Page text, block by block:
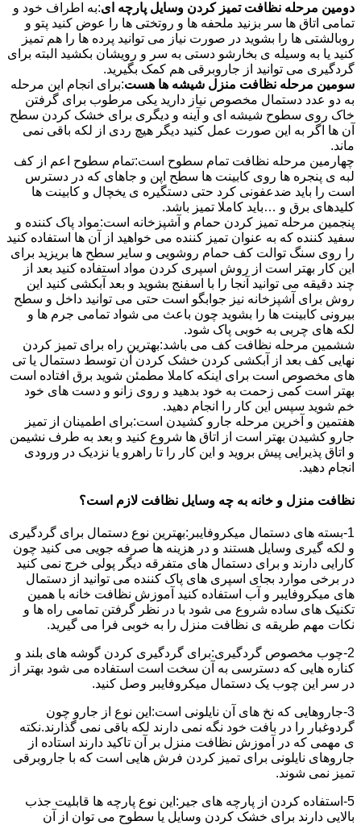
دومین مرحله نظافت تمیز کردن وسایل پارچه ای:به اطراف خود و
تمامی اتاق ها سر بزنید ملحفه ها و روتختی ها را عوض کنید پتو و
روبالشتی ها را بشوید در صورت نیاز می توانید پرده ها را هم تمیز
کنید یا به وسیله ی بخارشو دستی به سر و رویشان بکشید البته برای
گردگیری می توانید از جاروبرقی هم کمک بگیرید.
سومین مرحله نظافت منزل شیشه ها هست:برای انجام این مرحله
به دو عدد دستمال مخصوص نیاز دارید یکی مرطوب برای گرفتن
خاک روی سطوح شیشه ای و آینه و دیگری برای خشک کردن سطح
آن ها اگر به این صورت عمل کنید دیگر هیچ ردی از لکه باقی نمی
ماند.
چهارمین مرحله نظافت تمام سطوح است:تمام سطوح اعم از کف
لبه ی پنجره ها روی کابینت ها سطح اپن و جاهای که در دسترس
است را باید ضدعفونی کرد حتی دستگیره ی یخچال و کابینت ها
کلیدهای برق و …باید کاملا تمیز باشد.
پنجمین مرحله تمیز کردن حمام و آشپزخانه است:مواد پاک کننده و
سفید کننده که به عنوان تمیز کننده می خواهید از آن ها استفاده کنید
را روی سنگ توالت کف حمام روشویی و سایر سطح ها بریزید برای
این کار بهتر است از روش اسپری کردن مواد استفاده کنید بعد از
چند دقیقه می توانید آنجا را با اسفنج بشوید و بعد آبکشی کنید این
روش برای آشپزخانه نیز جوابگو است حتی می توانید داخل و سطح
بیرونی کابینت ها را بشوید چون باعث می شواد تمامی جرم ها و
لکه های چربی به خوبی پاک شود.
ششمین مرحله نظافت کف می باشد:بهترین راه برای تمیز کردن
نهایی کف بعد از آبکشی کردن خشک کردن آن توسط دستمال یا تی
های مخصوص است برای اینکه کاملا مطمئن شوید برق افتاده است
بهتر است کمی زحمت به خود بدهید و روی زانو و دست های خود
خم شوید سپس این کار را انجام دهید.
هفتمین و آخرین مرحله جارو کشیدن است:برای اطمینان از تمیز
جارو کشیدن بهتر است از اتاق ها شروع کنید و بعد به طرف نشیمن
و اتاق پذیرایی پیش بروید و این کار را تا راهرو یا نزدیک در ورودی
انجام دهید.
نظافت منزل و خانه به چه وسایل نظافت لازم است؟
1-بسته های دستمال میکروفایبر:بهترین نوع دستمال برای گردگیری
و لکه گیری وسایل هستند و در هزینه ها صرفه جویی می کنید چون
کارایی دارند و برای دستمال های متفرقه دیگر پولی خرج نمی کنید
در برخی موارد بجای اسپری های پاک کننده می توانید از دستمال
های میکروفایبر و آب استفاده کنید آموزش نظافت خانه با همین
تکنیک های ساده شروع می شود با در نظر گرفتن تمامی راه ها و
نکات مهم طریقه ی نظافت منزل را به خوبی فرا می گیرید.
2-چوب مخصوص گردگیری:برای گردگیری کردن گوشه های بلند و
کناره هایی که دسترسی به آن سخت است استفاده می شود بهتر از
در سر این چوب یک دستمال میکروفایبر وصل کنید.
3-جاروهایی که نخ های آن نایلونی است:این نوع از جارو چون
گردوغبار را در بافت خود نگه نمی دارند لکه باقی نمی گذارند.نکته
ی مهمی که در آموزش نظافت منزل بر آن تاکید دارند استاده از
جاروهای نایلونی برای تمیز کردن فرش هایی است که با جاروبرقی
تمیز نمی شوند.
5-استفاده کردن از پارچه های جیر:این نوع پارچه ها قابلیت جذب
بالایی دارند برای خشک کردن وسایل یا سطوح می توان از آن